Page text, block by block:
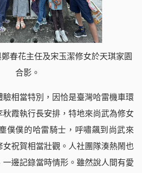
春花主任及宋玉潔修女於天琪家園
合影。
相當特別，因恰是臺灣哈雷機車環
霞執行長安排，特地來尚武為修女
僕僕的哈雷騎士，呼嘯飆到尚武來
女祝賀相當壯觀。人社團隊湊熱鬧也
邊記錄當時情形。雖然說人間有愛